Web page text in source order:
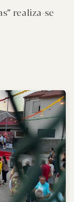
realiza-se